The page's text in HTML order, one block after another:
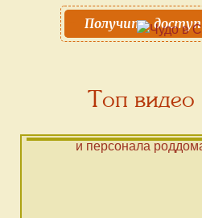
Получить доступ
Топ видео